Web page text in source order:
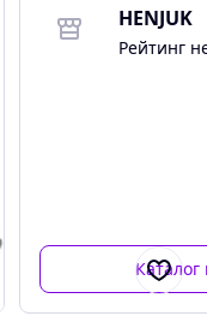
HENJUK
Рейтинг